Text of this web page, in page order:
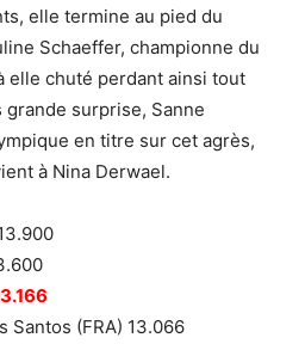
elle termine au pied du
Schaeffer, championne du
elle chuté perdant ainsi tout
surprise, Sanne
en titre sur cet agrès,
à Nina Derwael.
Santos (FRA) 13.066